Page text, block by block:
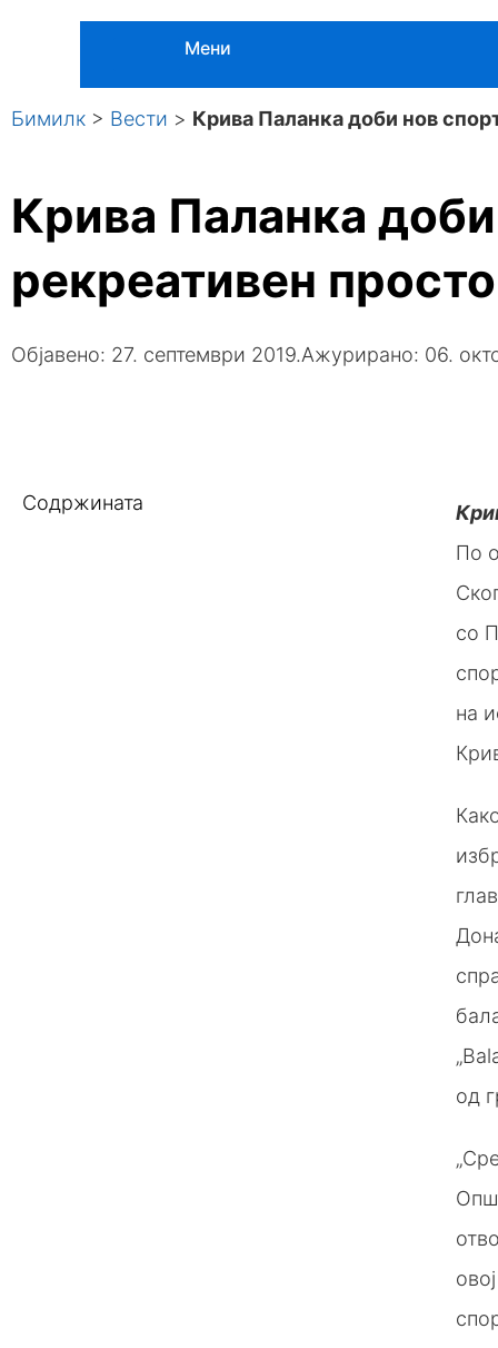
Мени
Бимилк > Вести > Крива Паланка доби нов
Крива Паланка
рекреативен
Објавено: 27. септември 2019.Ажурирано: 06.
Содржината
По
со
на
од